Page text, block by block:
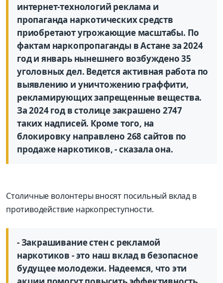
интернет-технологий реклама и
пропаганда наркотических средств
приобретают угрожающие масштабы. По
фактам наркопропаганды в Астане за 2024
год и январь нынешнего возбуждено 35
уголовных дел. Ведется активная работа по
выявлению и уничтожению граффити,
рекламирующих запрещенные вещества.
За 2024 год в столице закрашено 2747
таких надписей. Кроме того, на
блокировку направлено 268 сайтов по
продаже наркотиков, - сказала она.
Столичные волонтеры вносят посильный вклад в
противодействие наркопреступности.
- Закрашивание стен с рекламой
наркотиков - это наш вклад в безопасное
будущее молодежи. Надеемся, что эти